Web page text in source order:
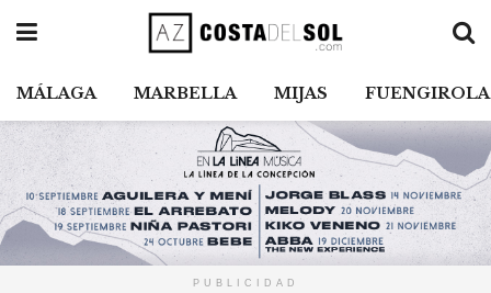
MÁLAGA MARBELLA MIJAS FUENGIROLA
PUBLICIDAD